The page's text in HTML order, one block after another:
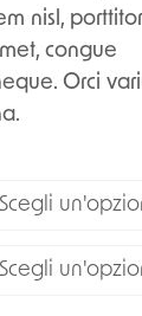
nisl,
congue
Orci